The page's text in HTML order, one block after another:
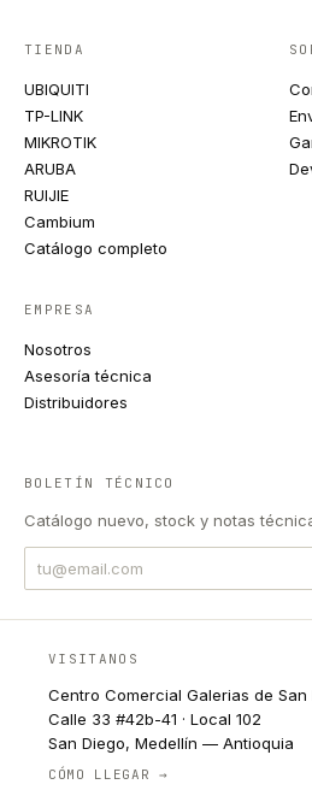
TIENDA
UBIQUITI
TP-LINK
MIKROTIK
ARUBA
RUIJIE
Cambium
Catálogo completo
EMPRESA
Nosotros
Asesoría técnica
Distribuidores
BOLETÍN TÉCNICO
Catálogo nuevo, stock y notas
VISITANOS
Centro Comercial Galerias de San
Calle 33 #42b-41 · Local 102
San Diego, Medellín — Antioquia
CÓMO LLEGAR →